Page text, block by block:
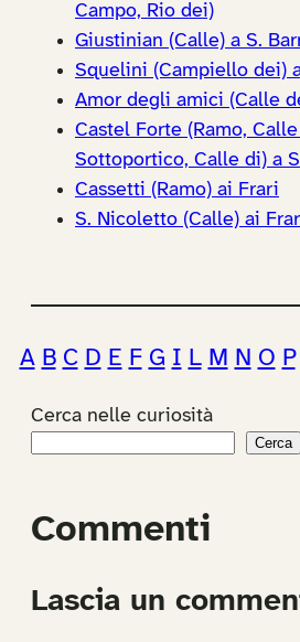
Campo, Rio dei)
Giustinian (Calle) a S.
Squelini (Campiello dei)
Amor degli amici (Calle
Castel Forte (Ramo,
Sottoportico, Calle di) a
Cassetti (Ramo) ai Frari
S. Nicoletto (Calle) ai
A B C D E F G I L M N O P
Cerca nelle curiosità
Cerca
Commenti
Lascia un